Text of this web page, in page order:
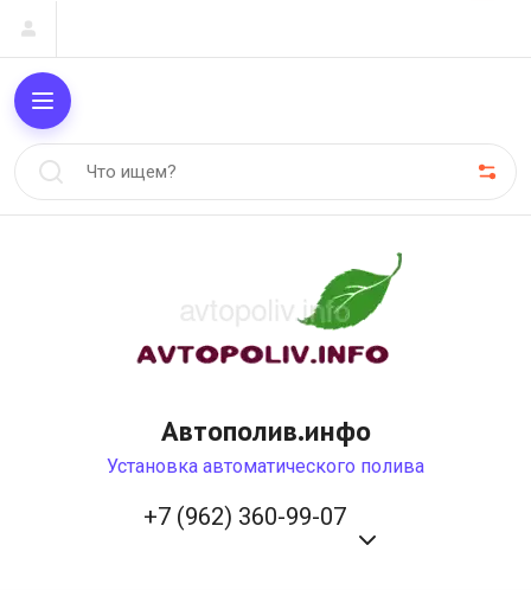
Автополив.инфо
Установка автоматического полива
+7 (962) 360-99-07